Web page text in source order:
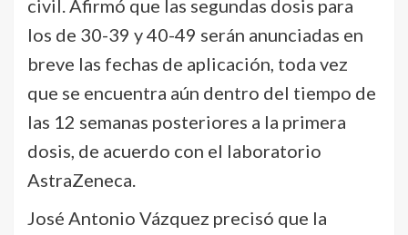
civil. Afirmó que las segundas dosis para
los de 30-39 y 40-49 serán anunciadas en
breve las fechas de aplicación, toda vez
que se encuentra aún dentro del tiempo de
las 12 semanas posteriores a la primera
dosis, de acuerdo con el laboratorio
AstraZeneca.
José Antonio Vázquez precisó que la